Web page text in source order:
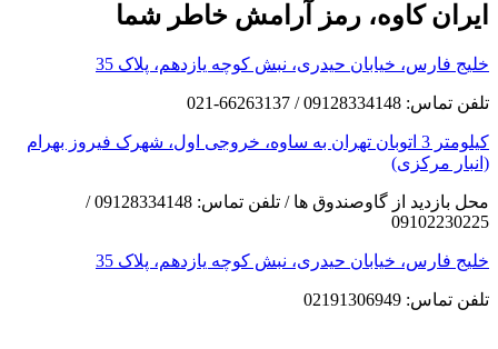
ایران کاوه، رمز آرامش خاطر شما
خلیج فارس، خیابان حیدری، نبش کوچه یازدهم، پلاک 35
تلفن تماس: 09128334148 / 66263137-021
کیلومتر 3 اتوبان تهران به ساوه، خروجی اول، شهرک فیروز بهرام
(انبار مرکزی)
محل بازدید از گاوصندوق ها / تلفن تماس: 09128334148 /
09102230225
خلیج فارس، خیابان حیدری، نبش کوچه یازدهم، پلاک 35
تلفن تماس: 02191306949